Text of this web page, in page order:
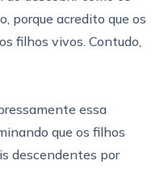
porque acredito que os
filhos vivos. Contudo,
essa
que os filhos
descendentes por